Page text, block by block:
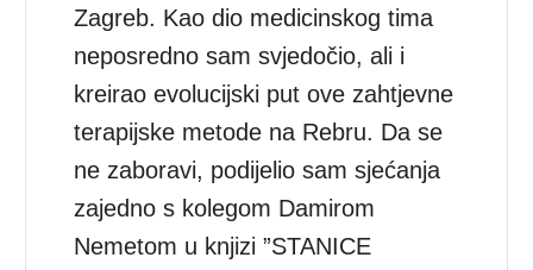
Zagreb. Kao dio medicinskog tima
neposredno sam svjedočio, ali i
kreirao evolucijski put ove zahtjevne
terapijske metode na Rebru. Da se
ne zaboravi, podijelio sam sjećanja
zajedno s kolegom Damirom
Nemetom u knjizi ”STANICE